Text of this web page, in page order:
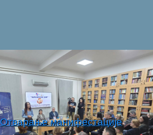
Отварање манифестације